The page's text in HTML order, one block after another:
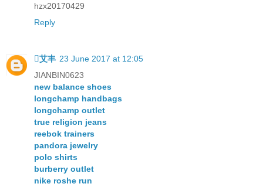
hzx20170429
Reply
艾丰 23 June 2017 at 12:05
JIANBIN0623
new balance shoes
longchamp handbags
longchamp outlet
true religion jeans
reebok trainers
pandora jewelry
polo shirts
burberry outlet
nike roshe run